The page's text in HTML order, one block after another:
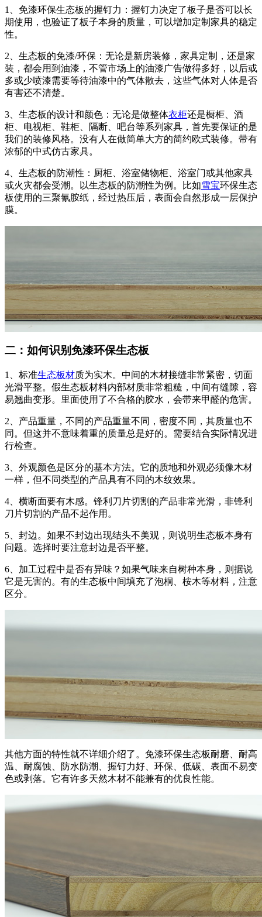
1、免漆环保生态板的握钉力：握钉力决定了板子是否可以长
期使用，也验证了板子本身的质量，可以增加定制家具的稳定
性。
2、生态板的免漆/环保：无论是新房装修，家具定制，还是家
装，都会用到油漆，不管市场上的油漆广告做得多好，以后或
多或少喷漆需要等待油漆中的气体散去，这些气体对人体是否
有害还不清楚。
3、生态板的设计和颜色：无论是做整体衣柜还是橱柜、酒
柜、电视柜、鞋柜、隔断、吧台等系列家具，首先要保证的是
我们的装修风格。没有人在做简单大方的简约欧式装修。带有
浓郁的中式仿古家具。
4、生态板的防潮性：厨柜、浴室储物柜、浴室门或其他家具
或火灾都会受潮。以生态板的防潮性为例。比如雪宝环保生态
板使用的三聚氰胺纸，经过热压后，表面会自然形成一层保护
膜。
二：如何识别免漆环保生态板
1、标准生态板材质为实木。中间的木材接缝非常紧密，切面
光滑平整。假生态板材料内部材质非常粗糙，中间有缝隙，容
易翘曲变形。里面使用了不合格的胶水，会带来甲醛的危害。
2、产品重量，不同的产品重量不同，密度不同，其质量也不
同。但这并不意味着重的质量总是好的。需要结合实际情况进
行检查。
3、外观颜色是区分的基本方法。它的质地和外观必须像木材
一样，但不同类型的产品具有不同的木纹效果。
4、横断面要有木感。锋利刀片切割的产品非常光滑，非锋利
刀片切割的产品不起作用。
5、封边。如果不封边出现结头不美观，则说明生态板本身有
问题。选择时要注意封边是否平整。
6、加工过程中是否有异味？如果气味来自树种本身，则据说
它是无害的。有的生态板中间填充了泡桐、桉木等材料，注意
区分。
其他方面的特性就不详细介绍了。免漆环保生态板耐磨、耐高
温、耐腐蚀、防水防潮、握钉力好、环保、低碳、表面不易变
色或剥落。它有许多天然木材不能兼有的优良性能。